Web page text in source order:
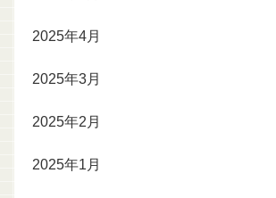
2025年4月
2025年3月
2025年2月
2025年1月